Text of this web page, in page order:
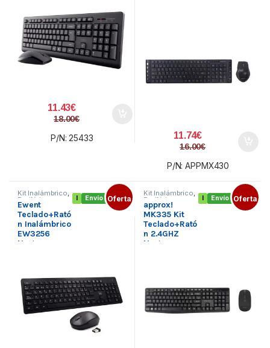
11.43€
18.00€
P/N: 25433 11.74€
16.00€
P/N: APPMX430
Envío gratis
Oferta
Kit Inalámbrico,
Periféricos
Teclado y Ratón
Ewent
Teclado+Rató
n Inalámbrico
EW3256
Negro
Envío gratis
Oferta
Kit Inalámbrico,
Periféricos
Teclado y Ratón
approx!
MK335 Kit
Teclado+Rató
n 2.4GHZ
Negro